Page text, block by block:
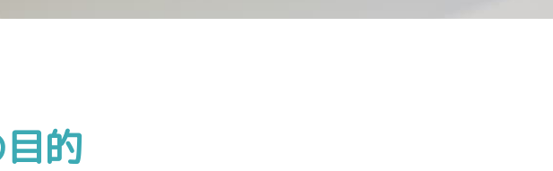
的